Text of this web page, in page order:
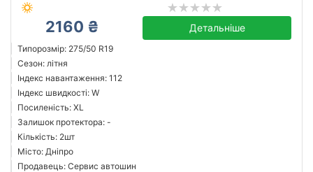
2160 ₴ Детальніше
Типорозмір: 275/50 R19
Сезон: літня
Індекс навантаження: 112
Індекс швидкості: W
Посиленість: XL
Залишок протектора: -
Кількість: 2шт
Місто: Дніпро
Продавець: Сервис автошин